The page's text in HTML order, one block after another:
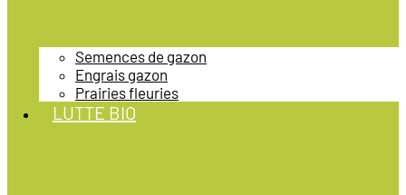
Semences de gazon
Engrais gazon
Prairies fleuries
LUTTE BIO